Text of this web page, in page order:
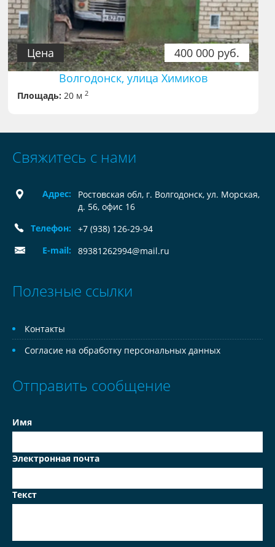
400 000 руб.
Цена
Волгодонск, улица Химиков
Площадь: 20 м2
Свяжитесь с нами
Адрес:
Ростовская обл, г. Волгодонск, ул. Морская,
д. 56, офис 16
Телефон:
+7 (938) 126-29-94
E-mail:
89381262994@mail.ru
Полезные ссылки
Контакты
Согласие на обработку персональных данных
Отправить сообщение
Имя
Электронная почта
Текст